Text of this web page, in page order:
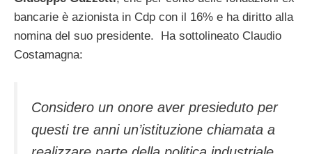
bancarie è azionista in Cdp con il 16% e ha diritto alla
nomina del suo presidente. Ha sottolineato Claudio
Costamagna:
Considero un onore aver presieduto per
questi tre anni un’istituzione chiamata a